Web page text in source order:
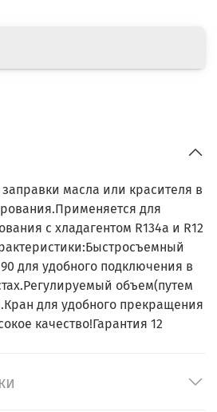
масла или красителя в
для
с хладагентом R134a и R12
для удобного подключения в
объем(путем
для удобного прекращения
качество!Гарантия 12